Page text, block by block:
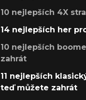
10 nejlepších 4X
14 nejlepších her
10 nejlepších
zahrát
11 nejlepších
teď můžete zahrát